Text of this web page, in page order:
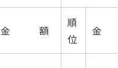
金 額
順
位
金